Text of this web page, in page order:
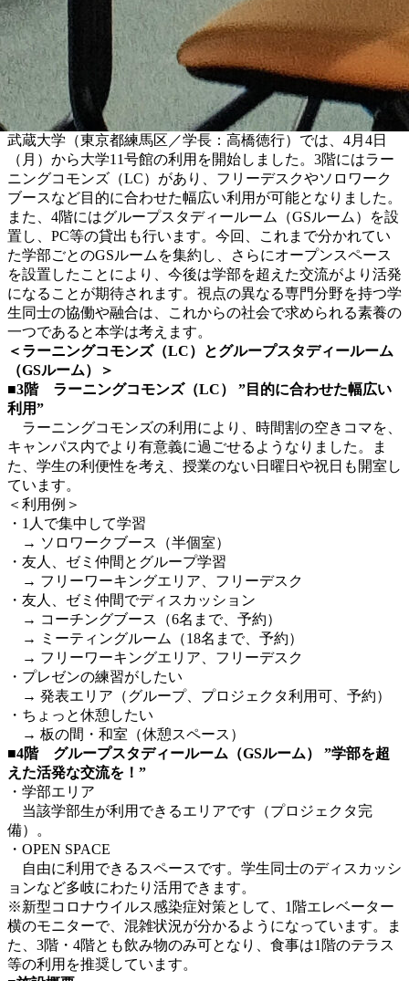
武蔵大学（東京都練馬区／学長：高橋徳行）では、4月4日
（月）から大学11号館の利用を開始しました。3階にはラー
ニングコモンズ（LC）があり、フリーデスクやソロワーク
ブースなど目的に合わせた幅広い利用が可能となりました。
また、4階にはグループスタディールーム（GSルーム）を設
置し、PC等の貸出も行います。今回、これまで分かれてい
た学部ごとのGSルームを集約し、さらにオープンスペース
を設置したことにより、今後は学部を超えた交流がより活発
になることが期待されます。視点の異なる専門分野を持つ学
生同士の協働や融合は、これからの社会で求められる素養の
一つであると本学は考えます。
＜ラーニングコモンズ（LC）とグループスタディールーム
（GSルーム）＞
■3階 ラーニングコモンズ（LC） ”目的に合わせた幅広い
利用”
ラーニングコモンズの利用により、時間割の空きコマを、
キャンパス内でより有意義に過ごせるようなりました。ま
た、学生の利便性を考え、授業のない日曜日や祝日も開室し
ています。
＜利用例＞
・1人で集中して学習
→ ソロワークブース（半個室）
・友人、ゼミ仲間とグループ学習
→ フリーワーキングエリア、フリーデスク
・友人、ゼミ仲間でディスカッション
→ コーチングブース（6名まで、予約）
→ ミーティングルーム（18名まで、予約）
→ フリーワーキングエリア、フリーデスク
・プレゼンの練習がしたい
→ 発表エリア（グループ、プロジェクタ利用可、予約）
・ちょっと休憩したい
→ 板の間・和室（休憩スペース）
■4階 グループスタディールーム（GSルーム） ”学部を超
えた活発な交流を！”
・学部エリア
当該学部生が利用できるエリアです（プロジェクタ完
備）。
・OPEN SPACE
自由に利用できるスペースです。学生同士のディスカッシ
ョンなど多岐にわたり活用できます。
※新型コロナウイルス感染症対策として、1階エレベーター
横のモニターで、混雑状況が分かるようになっています。ま
た、3階・4階とも飲み物のみ可となり、食事は1階のテラス
等の利用を推奨しています。